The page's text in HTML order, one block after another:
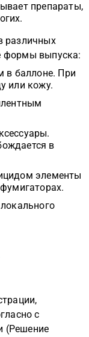
препараты,
различных
формы выпуска:
в баллоне. При
или кожу.
в
элементы
с
(Решение